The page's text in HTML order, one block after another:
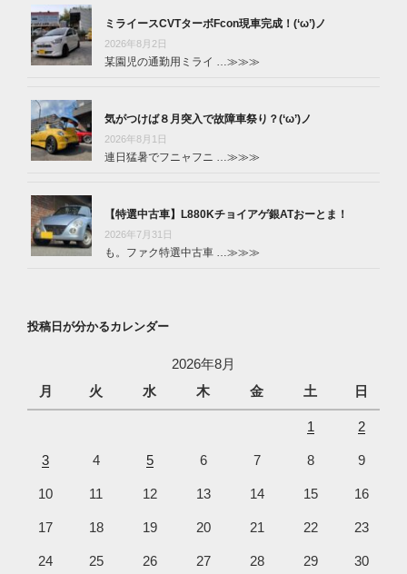
ミライースCVTターボFcon現車完成！(‘ω’)ノ
2026年8月2日
某園児の通勤用ミライ … ≫≫≫
気がつけば８月突入で故障車祭り？(‘ω’)ノ
2026年8月1日
連日猛暑でフニャフニ … ≫≫≫
【特選中古車】L880Kチョイアゲ銀ATおーとま！
2026年7月31日
も。ファク特選中古車 … ≫≫≫
投稿日が分かるカレンダー
2026年8月
月
火 水 木 金 土 日
1 2
3 4 5 6 7 8 9
10 11 12 13 14 15 16
17 18 19 20 21 22 23
24 25 26 27 28 29 30